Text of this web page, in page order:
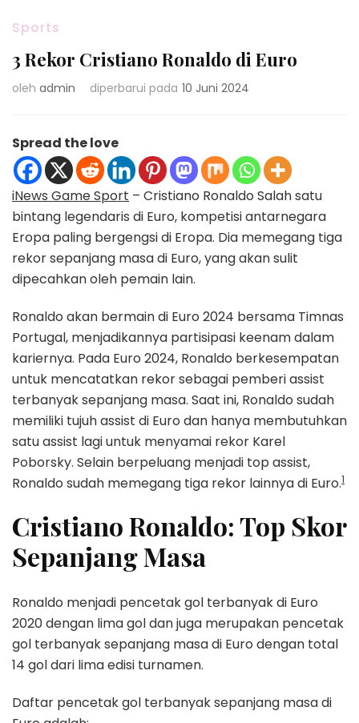
Sports
3 Rekor Cristiano Ronaldo di Euro
oleh admin diperbarui pada 10 Juni 2024
Spread the love
iNews Game Sport – Cristiano Ronaldo Salah satu
bintang legendaris di Euro, kompetisi antarnegara
Eropa paling bergengsi di Eropa. Dia memegang tiga
rekor sepanjang masa di Euro, yang akan sulit
dipecahkan oleh pemain lain.
Ronaldo akan bermain di Euro 2024 bersama Timnas
Portugal, menjadikannya partisipasi keenam dalam
kariernya. Pada Euro 2024, Ronaldo berkesempatan
untuk mencatatkan rekor sebagai pemberi assist
terbanyak sepanjang masa. Saat ini, Ronaldo sudah
memiliki tujuh assist di Euro dan hanya membutuhkan
satu assist lagi untuk menyamai rekor Karel
Poborsky. Selain berpeluang menjadi top assist,
Ronaldo sudah memegang tiga rekor lainnya di Euro.1
Cristiano Ronaldo: Top Skor
Sepanjang Masa
Ronaldo menjadi pencetak gol terbanyak di Euro
2020 dengan lima gol dan juga merupakan pencetak
gol terbanyak sepanjang masa di Euro dengan total
14 gol dari lima edisi turnamen.
Daftar pencetak gol terbanyak sepanjang masa di